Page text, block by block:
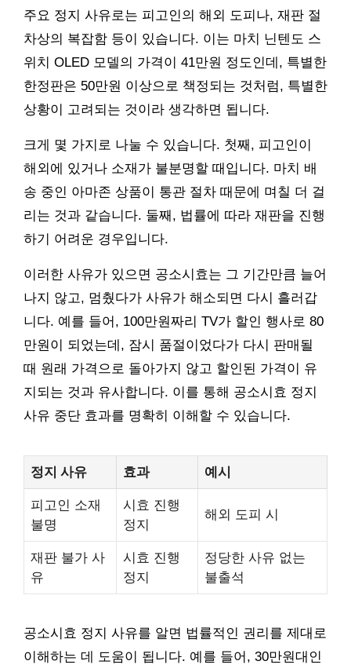
주요 정지 사유로는 피고인의 해외 도피나, 재판 절
차상의 복잡함 등이 있습니다. 이는 마치 닌텐도 스
위치 OLED 모델의 가격이 41만원 정도인데, 특별한
한정판은 50만원 이상으로 책정되는 것처럼, 특별한
상황이 고려되는 것이라 생각하면 됩니다.
크게 몇 가지로 나눌 수 있습니다. 첫째, 피고인이
해외에 있거나 소재가 불분명할 때입니다. 마치 배
송 중인 아마존 상품이 통관 절차 때문에 며칠 더 걸
리는 것과 같습니다. 둘째, 법률에 따라 재판을 진행
하기 어려운 경우입니다.
이러한 사유가 있으면 공소시효는 그 기간만큼 늘어
나지 않고, 멈췄다가 사유가 해소되면 다시 흘러갑
니다. 예를 들어, 100만원짜리 TV가 할인 행사로 80
만원이 되었는데, 잠시 품절이었다가 다시 판매될
때 원래 가격으로 돌아가지 않고 할인된 가격이 유
지되는 것과 유사합니다. 이를 통해 공소시효 정지
사유 중단 효과를 명확히 이해할 수 있습니다.
정지 사유 효과 예시
피고인 소재
불명
시효 진행
정지
해외 도피 시
재판 불가 사
유
시효 진행
정지
정당한 사유 없는
불출석
공소시효 정지 사유를 알면 법률적인 권리를 제대로
이해하는 데 도움이 됩니다. 예를 들어, 30만원대인